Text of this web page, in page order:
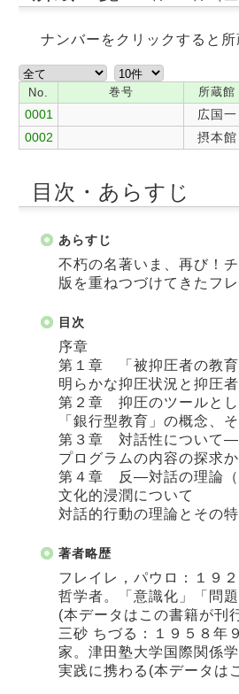
ナンバーをクリックすると
No. 巻号 所蔵館
0001 広国一
0002
摂本館
目次・あらすじ
あらすじ
不朽の名著いま、再び！
版を重ねつづけてきたフ
目次
序章
第１章 「被抑圧者の教育
明らかな抑圧状況と抑圧
第２章 抑圧のツールとし
「銀行型教育」の概念、
第３章 対話性について―
プログラムの内容の探求
第４章 反―対話の理論（
文化的浸潤について
対話的行動の理論とその
著者略歴
フレイレ，パウロ：１９
哲学者。「意識化」「問
(本データはこの書籍が刊
三砂 ちづる：１９５８年
家。津田塾大学国際関係
実践に携わる(本データは